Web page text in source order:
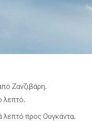
Ζανζιβάρη.
λεπτό.
λεπτό προς Ουγκάντα.